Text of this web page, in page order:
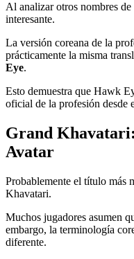
Al analizar otros nombres
interesante.
La versión coreana de la
prácticamente la misma
Eye.
Esto demuestra que Hawk
oficial de la profesión desde
Grand
Avatar
Probablemente el título más
Khavatari.
Muchos jugadores asumen
embargo, la terminología
diferente.